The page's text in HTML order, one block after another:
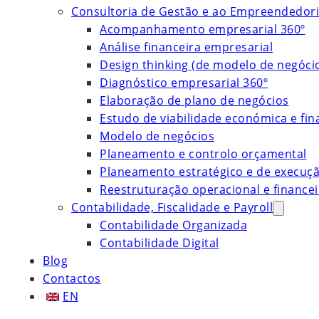
Consultoria de Gestão e ao
Acompanhamento empresarial 360º
Análise financeira empresarial
Design thinking (de modelo de
Diagnóstico empresarial 360º
Elaboração de plano de negócios
Estudo de viabilidade económica e
Modelo de negócios
Planeamento e controlo orçamental
Planeamento estratégico e de
Reestruturação operacional e
Contabilidade, Fiscalidade e Payroll
Contabilidade Organizada
Contabilidade Digital
Blog
Contactos
EN